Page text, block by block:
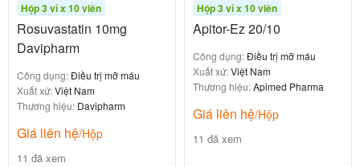
(ClCr < 30 ml/p
hút)
Chống chỉ định
Suy gan nhẹ
Không cần chỉnh liều
Suy gan trung
Không khuyến cáo sử dụng
Suy gan nặng
Hộp 3 vỉ x 10 viên
Rosuvastatin 10mg
Davipharm
Công dụng:Điều trị mỡ máu
Xuất xứ:Việt Nam
Thương hiệu: Davipharm
Giá liên hệ/Hộp
11 đã xem
Hộp 3 vỉ x 10 viên
Apitor-Ez 20/10
Công dụng:Điều trị mỡ máu
Xuất xứ:Việt Nam
Thương hiệu:Apimed Pharma
Giá liên hệ/Hộp
11 đã xem